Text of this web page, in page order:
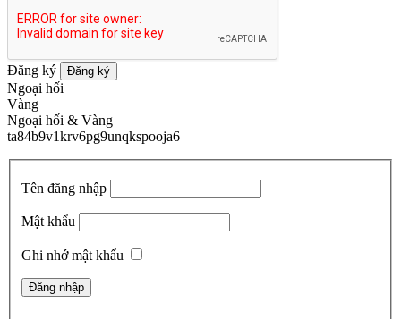
Đăng ký Đăng ký
Ngoại hối
Vàng
Ngoại hối & Vàng
ta84b9v1krv6pg9unqkspooja6
Tên đăng nhập
Mật khẩu
Ghi nhớ mật khẩu